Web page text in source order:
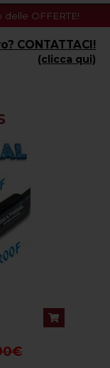
delle OFFERTE!
CONTATTACI!
(clicca qui)